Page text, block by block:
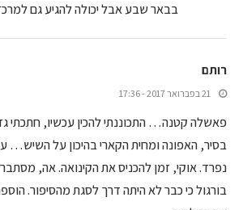
בבאר שבע אבל יכולה להגיע גם
רותם
21 בפברואר 2017 - 17:36
פאשלה קטנה… התכוננתי להכין עכשיו, חתכתי
בסיר, האפונה ומחית הקארי בהיכון על השיש…
נפרד. אוקי, זמן להכניס את הקינואה. אה,
בורגול כי כבר לא היתה דרך לסגת מהסיפור.